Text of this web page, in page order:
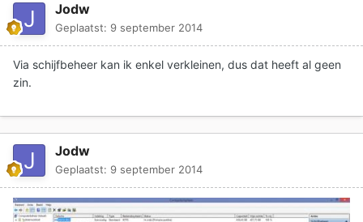
Jodw
Geplaatst: 9 september 2014
Via schijfbeheer kan ik enkel verkleinen, dus dat heeft al geen
zin.
Jodw
Geplaatst: 9 september 2014